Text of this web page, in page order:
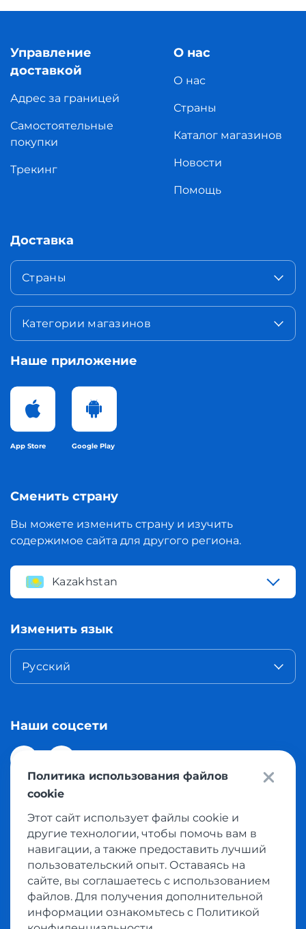
Управление
доставкой
Адрес за границей
Самостоятельные
покупки
Трекинг
О нас
О нас
Страны
Каталог магазинов
Новости
Помощь
Доставка
Страны
Категории магазинов
Наше приложение
App Store Google Play
Сменить страну
Вы можете изменить страну и изучить
содержимое сайта для другого региона.
Kazakhstan
Изменить язык
Русский
Наши соцсети
© 2026 Meest Shopping доставка покупок с интернет
магазинов мира в Казахстан. Все права защищены
Политика конфиденциальности
Публичная оферта
Условия пользования сервисом выкупа товаров
Политика использования файлов
cookie
Этот сайт использует файлы cookie и
другие технологии, чтобы помочь вам в
навигации, а также предоставить лучший
пользовательский опыт. Оставаясь на
сайте, вы соглашаетесь с использованием
файлов. Для получения дополнительной
информации ознакомьтесь с Политикой